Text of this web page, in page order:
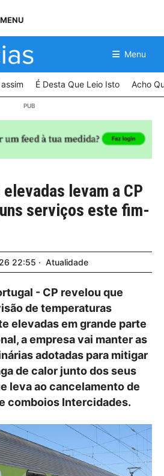
MENU
Menu
É Desta Que Leio Isto Acho
levam a CP
serviços este fim-
22:55 Atualidade
- CP revelou que
de temperaturas
elevadas em grande parte
a empresa vai manter as
adotadas para mitigar
de calor junto dos seus
leva ao cancelamento de
comboios Intercidades.